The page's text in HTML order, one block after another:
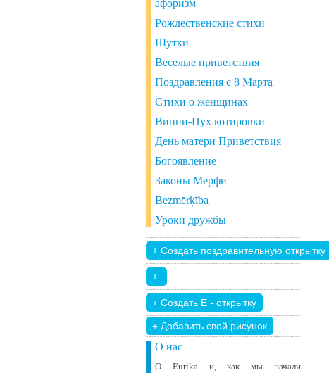
афоризм
Рождественские стихи
Шутки
Веселые приветствия
Поздравления с 8 Марта
Стихи о женщинах
Винни-Пух котировки
День матери Приветствия
Богоявление
Законы Мерфи
Bezmērķība
Уроки дружбы
+ Добавить свой ​​рисунок
О нас
О Eurika и, как мы начали